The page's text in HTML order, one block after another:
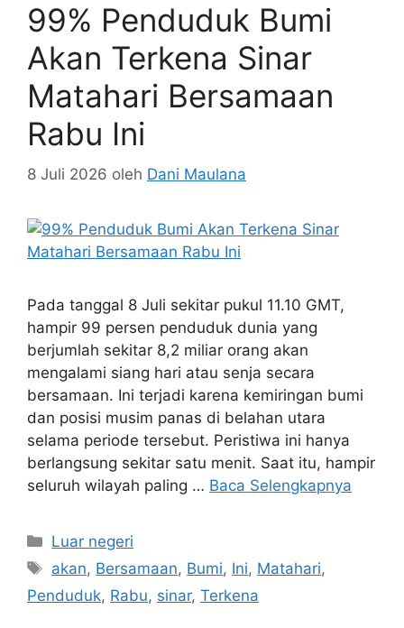
99% Penduduk Bumi
Akan Terkena Sinar
Matahari Bersamaan
Rabu Ini
8 Juli 2026 oleh Dani Maulana
Pada tanggal 8 Juli sekitar pukul 11.10 GMT,
hampir 99 persen penduduk dunia yang
berjumlah sekitar 8,2 miliar orang akan
mengalami siang hari atau senja secara
bersamaan. Ini terjadi karena kemiringan bumi
dan posisi musim panas di belahan utara
selama periode tersebut. Peristiwa ini hanya
berlangsung sekitar satu menit. Saat itu, hampir
seluruh wilayah paling … Baca Selengkapnya
Kategori
Luar negeri
Tag
akan, Bersamaan, Bumi, Ini, Matahari,
Penduduk, Rabu, sinar, Terkena